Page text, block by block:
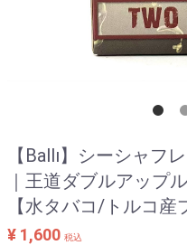
【Ballı】シーシャフ
｜王道ダブルアップ
【水タバコ/トルコ産
¥ 1,600 税込